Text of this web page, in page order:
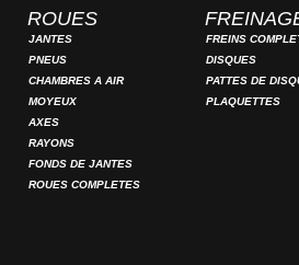
ROUES
JANTES
PNEUS
CHAMBRES A AIR
MOYEUX
AXES
RAYONS
FONDS DE JANTES
ROUES COMPLETES
FREINS
DISQUES
PATTES DE
PLAQUETTES